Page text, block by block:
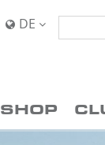
 DE
SHOP